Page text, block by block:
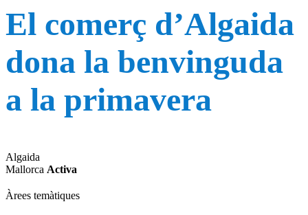
El comerç d’Algaida
dona la benvinguda
a la primavera
Algaida
Mallorca Activa
Àrees temàtiques